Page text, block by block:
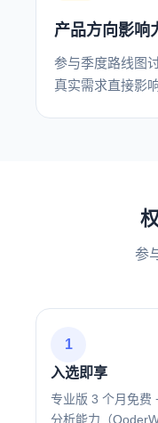
产品方向影响
参与季度路线图
真实需求直接影
参
1
入选即享
专业版 3 个月免费
分析能力（